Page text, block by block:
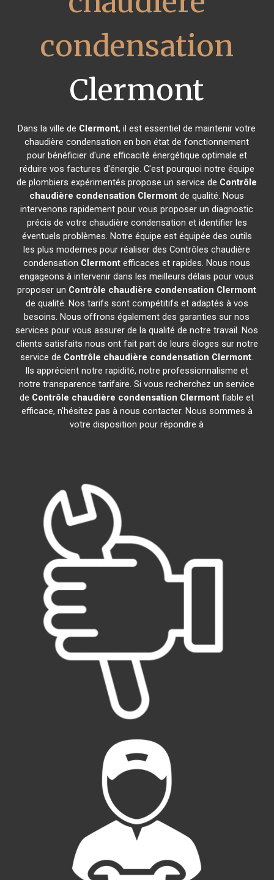
condensation
Clermont
Dans la ville de Clermont, il est essentiel de maintenir votre
chaudière condensation en bon état de fonctionnement
pour bénéficier d'une efficacité énergétique optimale et
réduire vos factures d'énergie. C'est pourquoi notre équipe
de plombiers expérimentés propose un service de Contrôle
chaudière condensation Clermont de qualité. Nous
intervenons rapidement pour vous proposer un diagnostic
précis de votre chaudière condensation et identifier les
éventuels problèmes. Notre équipe est équipée des outils
les plus modernes pour réaliser des Contrôles chaudière
condensation Clermont efficaces et rapides. Nous nous
engageons à intervenir dans les meilleurs délais pour vous
proposer un Contrôle chaudière condensation Clermont
de qualité. Nos tarifs sont compétitifs et adaptés à vos
besoins. Nous offrons également des garanties sur nos
services pour vous assurer de la qualité de notre travail. Nos
clients satisfaits nous ont fait part de leurs éloges sur notre
service de Contrôle chaudière condensation Clermont.
Ils apprécient notre rapidité, notre professionnalisme et
notre transparence tarifaire. Si vous recherchez un service
de Contrôle chaudière condensation Clermont fiable et
efficace, n'hésitez pas à nous contacter. Nous sommes à
votre disposition pour répondre à